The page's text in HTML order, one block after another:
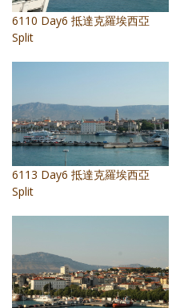
照相簿
歷史區
關於Yilan
個人著作
活動實況記錄
媒體報導一覽
合作與代言
6110 Day6 抵達克羅埃西亞
Split
6113 Day6 抵達克羅埃西亞
Split